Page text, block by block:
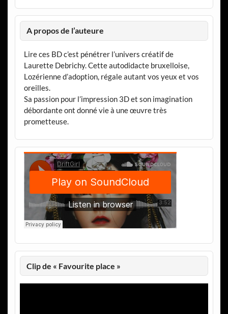
A propos de l’auteure
Lire ces BD c’est pénétrer l’univers créatif de
Laurette Debrichy. Cette autodidacte bruxelloise,
Lozérienne d’adoption, régale autant vos yeux et vos
oreilles.
Sa passion pour l’impression 3D et son imagination
débordante ont donné vie à une œuvre très
prometteuse.
Clip de « Favourite place »